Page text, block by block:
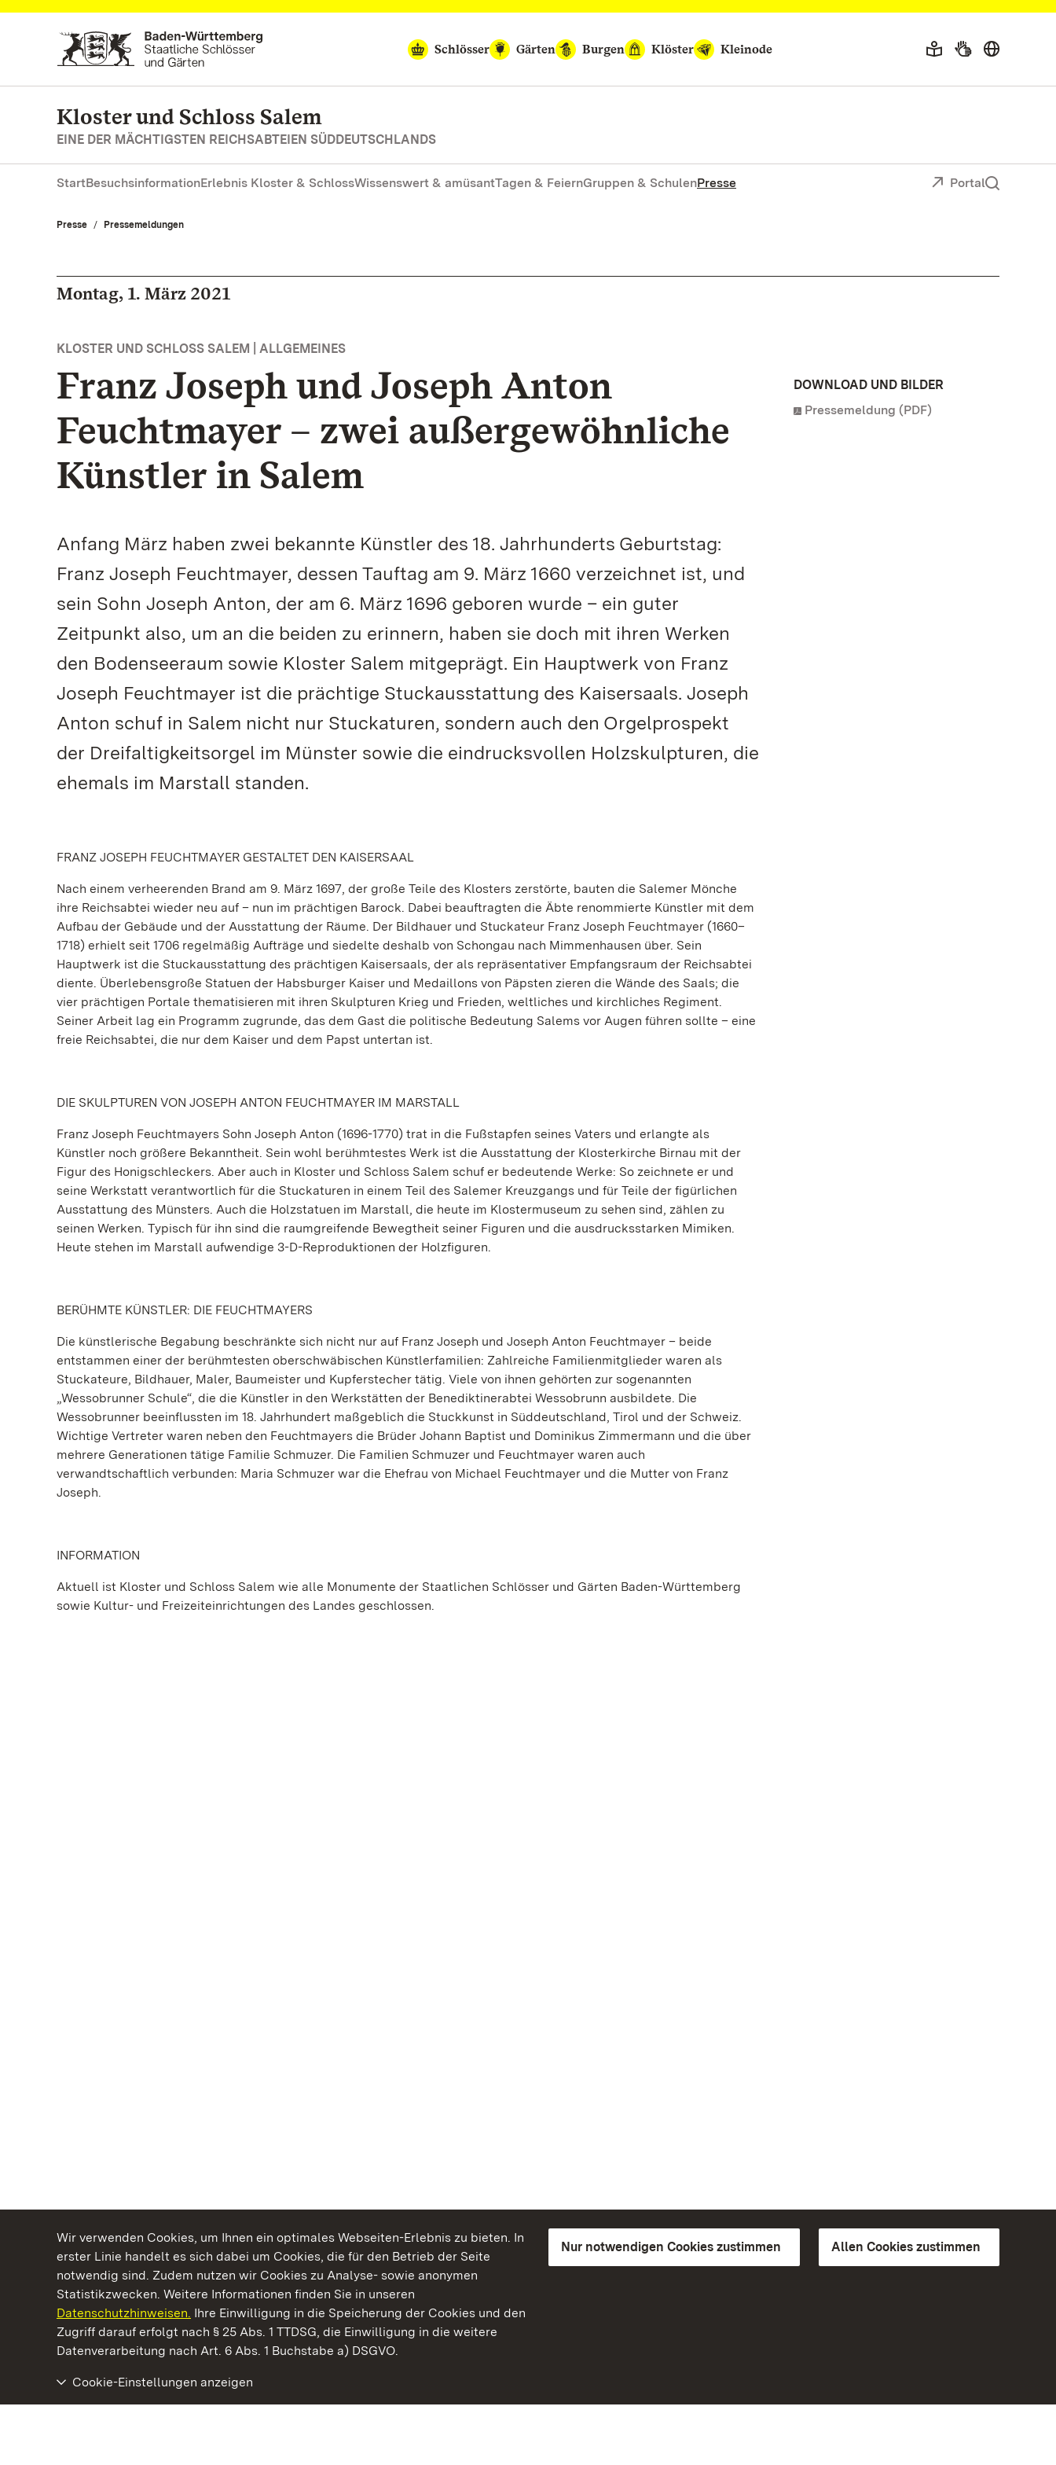
Wir verwenden Cookies, um Ihnen ein optimales Webseiten-Erlebnis zu bieten. In
erster Linie handelt es sich dabei um Cookies, die für den Betrieb der Seite
notwendig sind. Zudem nutzen wir Cookies zu Analyse- sowie anonymen
Statistikzwecken. Weitere Informationen finden Sie in unseren
Datenschutzhinweisen. Ihre Einwilligung in die Speicherung der Cookies und den
Zugriff darauf erfolgt nach § 25 Abs. 1 TTDSG, die Einwilligung in die weitere
Datenverarbeitung nach Art. 6 Abs. 1 Buchstabe a) DSGVO.
Nur notwendigen Cookies zustimmen Allen Cookies zustimmen
Cookie-Einstellungen anzeigen
Zum Hauptinhalt springen
Schlösser
Gärten Burgen Klöster Kleinode
Kloster und Schloss Salem
EINE DER MÄCHTIGSTEN REICHSABTEIEN SÜDDEUTSCHLANDS
StartBesuchsinformationErlebnis Kloster & SchlossWissenswert & amüsantTagen & FeiernGruppen & SchulenPresse Portal
Presse Pressemeldungen
Montag, 1. März 2021
KLOSTER UND SCHLOSS SALEM | ALLGEMEINES
Franz Joseph und Joseph Anton
Feuchtmayer – zwei außergewöhnliche
Künstler in Salem
Anfang März haben zwei bekannte Künstler des 18. Jahrhunderts Geburtstag:
Franz Joseph Feuchtmayer, dessen Tauftag am 9. März 1660 verzeichnet ist, und
sein Sohn Joseph Anton, der am 6. März 1696 geboren wurde – ein guter
Zeitpunkt also, um an die beiden zu erinnern, haben sie doch mit ihren Werken
den Bodenseeraum sowie Kloster Salem mitgeprägt. Ein Hauptwerk von Franz
Joseph Feuchtmayer ist die prächtige Stuckausstattung des Kaisersaals. Joseph
Anton schuf in Salem nicht nur Stuckaturen, sondern auch den Orgelprospekt
der Dreifaltigkeitsorgel im Münster sowie die eindrucksvollen Holzskulpturen, die
ehemals im Marstall standen.
FRANZ JOSEPH FEUCHTMAYER GESTALTET DEN KAISERSAAL
Nach einem verheerenden Brand am 9. März 1697, der große Teile des Klosters zerstörte, bauten die Salemer Mönche
ihre Reichsabtei wieder neu auf – nun im prächtigen Barock. Dabei beauftragten die Äbte renommierte Künstler mit dem
Aufbau der Gebäude und der Ausstattung der Räume. Der Bildhauer und Stuckateur Franz Joseph Feuchtmayer (1660–
1718) erhielt seit 1706 regelmäßig Aufträge und siedelte deshalb von Schongau nach Mimmenhausen über. Sein
Hauptwerk ist die Stuckausstattung des prächtigen Kaisersaals, der als repräsentativer Empfangsraum der Reichsabtei
diente. Überlebensgroße Statuen der Habsburger Kaiser und Medaillons von Päpsten zieren die Wände des Saals; die
vier prächtigen Portale thematisieren mit ihren Skulpturen Krieg und Frieden, weltliches und kirchliches Regiment.
Seiner Arbeit lag ein Programm zugrunde, das dem Gast die politische Bedeutung Salems vor Augen führen sollte – eine
freie Reichsabtei, die nur dem Kaiser und dem Papst untertan ist.
DIE SKULPTUREN VON JOSEPH ANTON FEUCHTMAYER IM MARSTALL
Franz Joseph Feuchtmayers Sohn Joseph Anton (1696-1770) trat in die Fußstapfen seines Vaters und erlangte als
Künstler noch größere Bekanntheit. Sein wohl berühmtestes Werk ist die Ausstattung der Klosterkirche Birnau mit der
Figur des Honigschleckers. Aber auch in Kloster und Schloss Salem schuf er bedeutende Werke: So zeichnete er und
seine Werkstatt verantwortlich für die Stuckaturen in einem Teil des Salemer Kreuzgangs und für Teile der figürlichen
Ausstattung des Münsters. Auch die Holzstatuen im Marstall, die heute im Klostermuseum zu sehen sind, zählen zu
seinen Werken. Typisch für ihn sind die raumgreifende Bewegtheit seiner Figuren und die ausdrucksstarken Mimiken.
Heute stehen im Marstall aufwendige 3-D-Reproduktionen der Holzfiguren.
BERÜHMTE KÜNSTLER: DIE FEUCHTMAYERS
Die künstlerische Begabung beschränkte sich nicht nur auf Franz Joseph und Joseph Anton Feuchtmayer – beide
entstammen einer der berühmtesten oberschwäbischen Künstlerfamilien: Zahlreiche Familienmitglieder waren als
Stuckateure, Bildhauer, Maler, Baumeister und Kupferstecher tätig. Viele von ihnen gehörten zur sogenannten
„Wessobrunner Schule“, die die Künstler in den Werkstätten der Benediktinerabtei Wessobrunn ausbildete. Die
Wessobrunner beeinflussten im 18. Jahrhundert maßgeblich die Stuckkunst in Süddeutschland, Tirol und der Schweiz.
Wichtige Vertreter waren neben den Feuchtmayers die Brüder Johann Baptist und Dominikus Zimmermann und die über
mehrere Generationen tätige Familie Schmuzer. Die Familien Schmuzer und Feuchtmayer waren auch
verwandtschaftlich verbunden: Maria Schmuzer war die Ehefrau von Michael Feuchtmayer und die Mutter von Franz
Joseph.
INFORMATION
Aktuell ist Kloster und Schloss Salem wie alle Monumente der Staatlichen Schlösser und Gärten Baden-Württemberg
sowie Kultur- und Freizeiteinrichtungen des Landes geschlossen.
DOWNLOAD UND BILDER
Pressemeldung (PDF)
Kommen. Staunen. Genießen.